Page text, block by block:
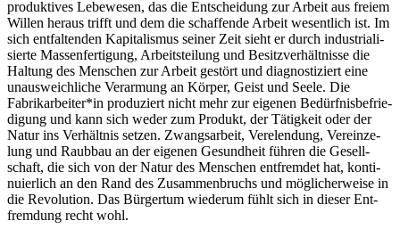
pro­duk­ti­ves Lebe­we­sen, das die Ent­schei­dung zur Arbeit aus freiem
Willen heraus trifft und dem die schaf­fende Arbeit wesent­lich ist. Im
sich ent­fal­ten­den Kapi­ta­lis­mus seiner Zeit sieht er durch indus­tria­li­
sierte Mas­sen­fer­ti­gung, Arbeits­tei­lung und Besitz­ver­hält­nisse die
Haltung des Men­schen zur Arbeit gestört und dia­gnos­ti­ziert eine
unaus­weich­li­che Ver­ar­mung an Körper, Geist und Seele. Die
Fabrikarbeiter*in pro­du­ziert nicht mehr zur eigenen Bedürf­nis­be­frie­
di­gung und kann sich weder zum Produkt, der Tätig­keit oder der
Natur ins Ver­hält­nis setzen. Zwangs­ar­beit, Ver­elen­dung, Ver­ein­ze­
lung und Raubbau an der eigenen Gesund­heit führen die Gesell­
schaft, die sich von der Natur des Men­schen ent­frem­det hat, kon­ti­
nu­ier­lich an den Rand des Zusam­men­bruchs und mög­li­cher­weise in
die Revo­lu­tion. Das Bür­ger­tum wie­derum fühlt sich in dieser Ent­
frem­dung recht wohl.